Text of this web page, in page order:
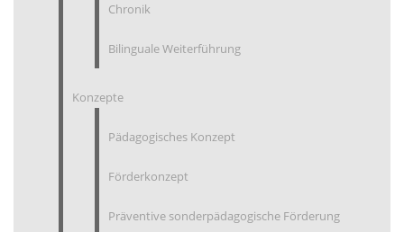
Chronik
Bilinguale Weiterführung
Konzepte
Pädagogisches Konzept
Förderkonzept
Präventive sonderpädagogische Förderung